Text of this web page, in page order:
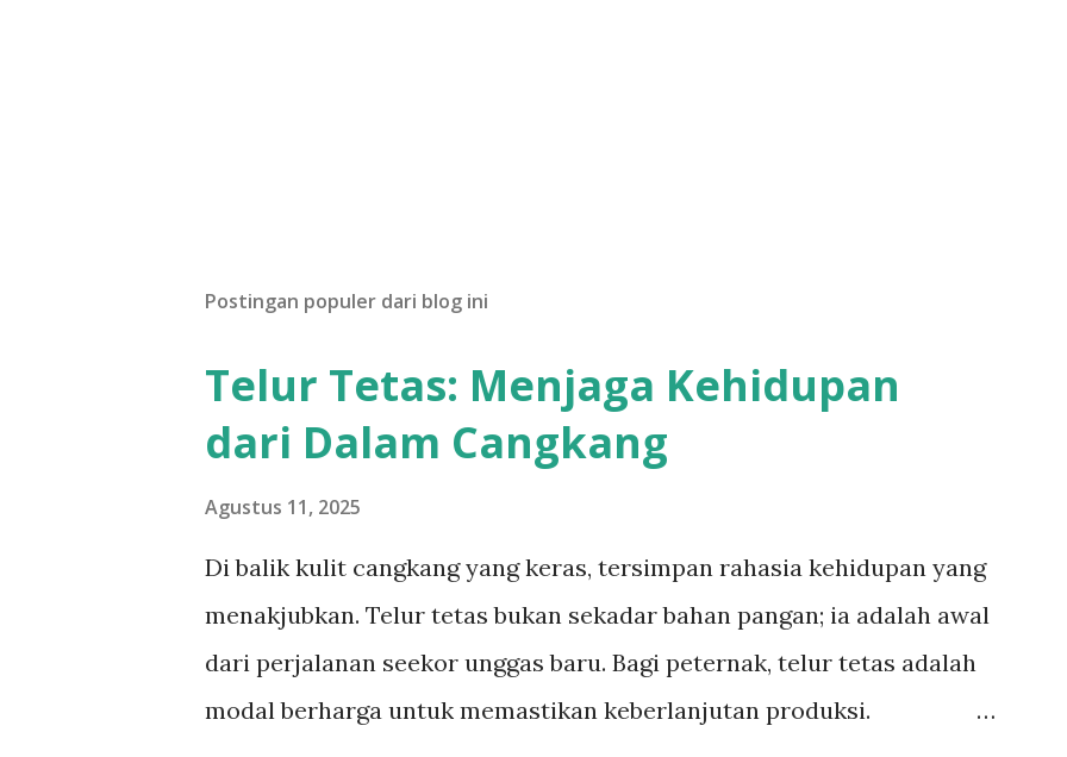
Postingan populer dari blog ini
Telur Tetas: Menjaga Kehidupan
dari Dalam Cangkang
Agustus 11, 2025
Di balik kulit cangkang yang keras, tersimpan rahasia kehidupan yang
menakjubkan. Telur tetas bukan sekadar bahan pangan; ia adalah awal
dari perjalanan seekor unggas baru. Bagi peternak, telur tetas adalah
modal berharga untuk memastikan keberlanjutan produksi.